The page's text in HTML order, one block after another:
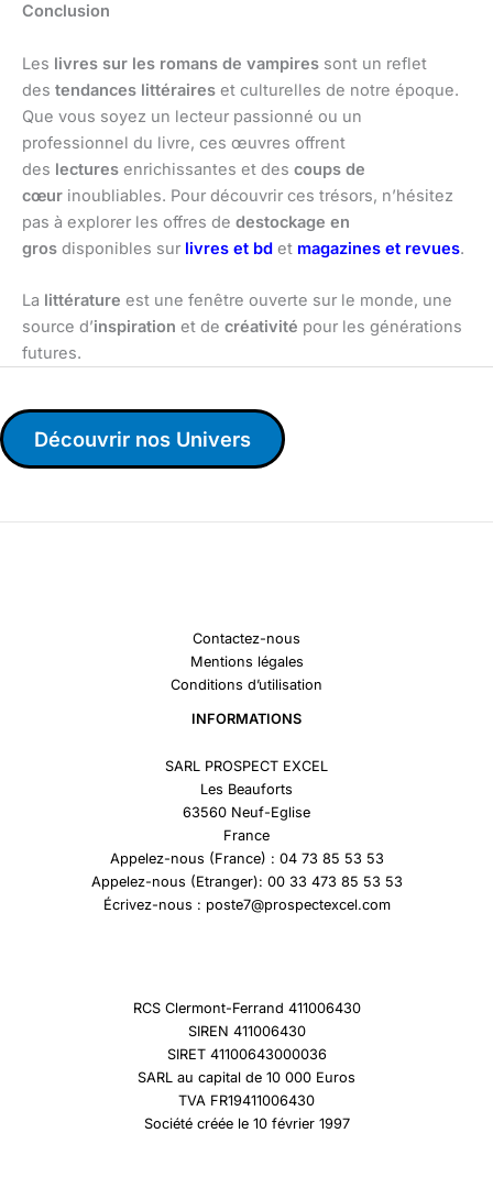
Conclusion
Les livres sur les romans de vampires sont un reflet
des tendances littéraires et culturelles de notre époque.
Que vous soyez un lecteur passionné ou un
professionnel du livre, ces œuvres offrent
des lectures enrichissantes et des coups de
cœur inoubliables. Pour découvrir ces trésors, n’hésitez
pas à explorer les offres de destockage en
gros disponibles sur livres et bd et magazines et revues.
La littérature est une fenêtre ouverte sur le monde, une
source d’inspiration et de créativité pour les générations
futures.
Découvrir nos Univers
Contactez-nous
Mentions légales
Conditions d’utilisation
INFORMATIONS
SARL PROSPECT EXCEL
Les Beauforts
63560 Neuf-Eglise
France
Appelez-nous (France) : 04 73 85 53 53
Appelez-nous (Etranger): 00 33 473 85 53 53
Écrivez-nous : poste7@prospectexcel.com
RCS Clermont-Ferrand 411006430
SIREN 411006430
SIRET 41100643000036
SARL au capital de 10 000 Euros
TVA FR19411006430
Société créée le 10 février 1997